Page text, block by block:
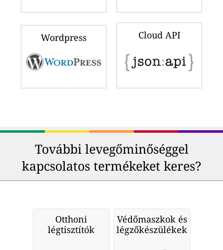
Wordpress Cloud API
További levegőminőséggel
kapcsolatos termékeket keres?
Otthoni
légtisztítók
Védőmaszkok és
légzőkészülékek